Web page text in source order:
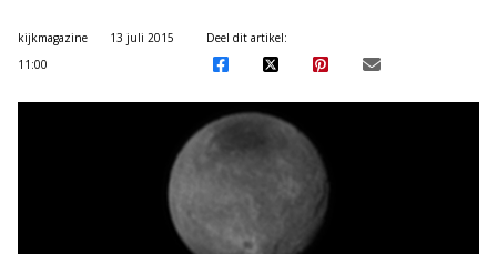
kijkmagazine
13 juli 2015
11:00
Deel dit artikel: